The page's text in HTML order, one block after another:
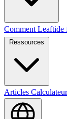
Comment Leaftide
Ressources
Articles